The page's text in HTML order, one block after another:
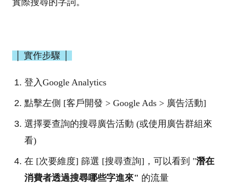
│ 實作步驟 │
登入Google Analytics
點擊左側 [客戶開發 > Google Ads > 廣告活動]
選擇要查詢的搜尋廣告活動 (或使用廣告群組來
看)
在 [次要維度] 篩選 [搜尋查詢]，可以看到 "潛在
消費者透過搜尋哪些字進來" 的流量